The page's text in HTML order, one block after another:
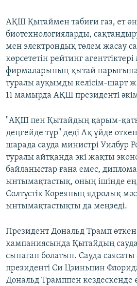
АҚШ Қытаймен табиғи газ, ет
биотехнологияларды,
мен электрондық төлем жасау
көрсететін рейтинг
фирмаларының қытай нарығына
туралы ауқымды келісім-шарт
11 мамырда АҚШ президенті
"АҚШ пен Қытайдың қарым-
деңгейде тұр" деді Ақ үйде
шарада сауда министрі Уилбур
туралы айтқанда экі жақты
байланыстар ғана емес,
ынтымақтастық, оның ішінде
Солтүстік Кореяның ядролық
ынтымақтастықты да меңзеді.
Президент Дональд Трамп
кампаниясында Қытайдың
сынаған болатын. Сауда
президенті Си Цзиньпин
Дональд Трамппен кездескенде